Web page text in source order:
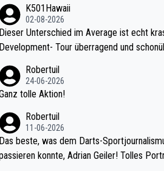
K501Hawaii
02-08-2026
Dieser Unterschied im Average ist echt krass! 111+ ist
Development- Tour überragend und
40+ erst recht. Da gewinnst keinen Blumentopf - ist ja n
krasser wie ein Pokalspiel eines Kreisligisten vs einem Bu
Robertuil
24-06-2026
tolle Aktion!
Robertuil
11-06-2026
Das beste, was dem Darts-
konnte, Adrian Geiler! Tolles